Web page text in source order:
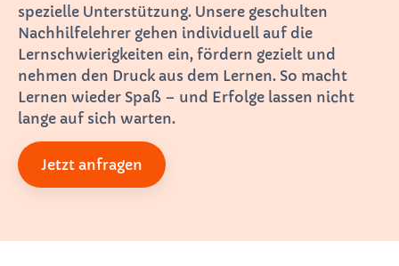
spezielle Unterstützung. Unsere geschulten
Nachhilfelehrer gehen individuell auf die
Lernschwierigkeiten ein, fördern gezielt und
nehmen den Druck aus dem Lernen. So macht
Lernen wieder Spaß – und Erfolge lassen nicht
lange auf sich warten.
Jetzt anfragen